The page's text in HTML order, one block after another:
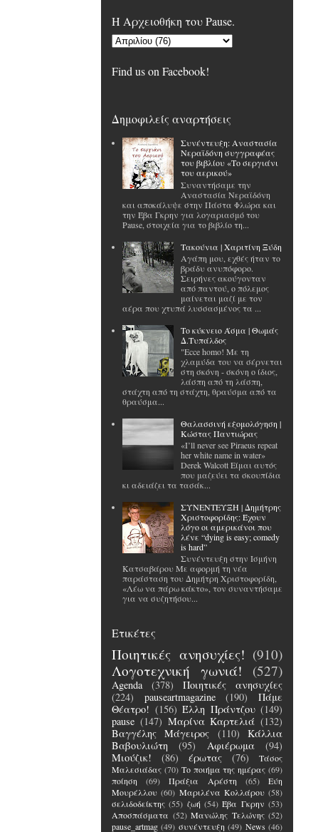
H Αρχειοθήκη του Pause.
Find us on Facebook!
Δημοφιλείς αναρτήσεις
Συνέντευξη: Αναστασία
Νεραϊδόνη συγγραφέας
του βιβλίου «Το σεργιάνι
του αερικού»
Συναντήσαμε την
Αναστασία Νεραϊδόνη
και αποκάλυψε στην Πάστα Φλώρα και
την Έβα Γκρην για λογαριασμό του
Pause, στοιχεία για το βιβλίο τη...
Tακούνια | Χαριτίνη Ξύδη
Αγάπη μου, εχθές ήταν το
βράδυ ανυπόφορο.
Σειρήνες ακούγονταν
από παντού, ο πόλεμος
μαίνεται μαζί με τον
αέρα που χτυπά λυσσασμένος τα ...
Το κύκνειο Άσμα | Θωμάς
Δ.Τυπάλδος
"Ecce homo! Με τη
χλαμύδα του να σέρνεται
στη σκόνη - σκόνη ο ίδιος,
λάσπη από τη λάσπη,
στάχτη από τη στάχτη, θραύσμα από τα
θραύσμα...
Θαλασσινή εξομολόγηση |
Κώστας Παντιώρας
«I’ll never see Piraeus repeat
her white name in water»
Derek Walcott Είμαι αυτός
που μαζεύει τα σκουπίδια
κι αδειάζει τα τασάκ...
ΣΥΝΕΝΤΕΥΞΗ | Δημήτρης
Χριστοφορίδης: Έχουν
λόγο οι αμερικάνοι που
λένε “dying is easy; comedy
is hard”
Συνέντευξη στην Ισμήνη
Κατσαβάρου Με αφορμή τη νέα
παράσταση του Δημήτρη Χριστοφορίδη,
«Λέω να πάρω κάκτο», τον συναντήσαμε
για να συζητήσου...
Ετικέτες
Ποιητικές ανησυχίες! (910)
Λογοτεχνική γωνιά!
(527)
Agenda (378)
Ποιητικές ανησυχίες
(224)
pauseartmagazine (190)
Πάμε
Θέατρο! (156) Έλλη Πράντζου (149)
pause (147) Μαρίνα Καρτελιά (132)
Βαγγέλης Μάγειρος
(110)
Κάλλια
Βαβουλιώτη
(95) Αφιέρωμα
(94)
Μιούζικ!
(86) έρωτας (76)
Τάσος
Μαλεσιάδας (70) Το ποιήμα της ημέρας (69)
ποίηση
(69) Πράξια Αρέστη (65)
Εύη
Μουρέλλου (60) Μαριλένα Κολλάρου (58)
σελιδοδείκτης (55) ζωή (54) Έβα Γκρην (53)
Αποσπάσματα (52) Μανώλης Τελώνης (52)
pause_artmag (49) συνέντευξη (49) News (46)